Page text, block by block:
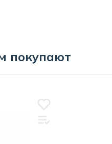
покупают